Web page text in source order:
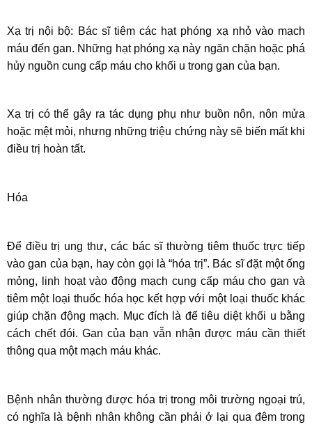
Xạ trị nội bộ: Bác sĩ tiêm các hạt phóng xạ nhỏ vào mạch
máu đến gan. Những hạt phóng xạ này ngăn chặn hoặc phá
hủy nguồn cung cấp máu cho khối u trong gan của bạn.
Xạ trị có thể gây ra tác dụng phụ như buồn nôn, nôn mửa
hoặc mệt mỏi, nhưng những triệu chứng này sẽ biến mất khi
điều trị hoàn tất.
Hóa
Để điều trị ung thư, các bác sĩ thường tiêm thuốc trực tiếp
vào gan của bạn, hay còn gọi là “hóa trị”. Bác sĩ đặt một ống
mỏng, linh hoạt vào động mạch cung cấp máu cho gan và
tiêm một loại thuốc hóa học kết hợp với một loại thuốc khác
giúp chặn động mạch. Mục đích là để tiêu diệt khối u bằng
cách chết đói. Gan của bạn vẫn nhận được máu cần thiết
thông qua một mạch máu khác.
Bệnh nhân thường được hóa trị trong môi trường ngoại trú,
có nghĩa là bệnh nhân không cần phải ở lại qua đêm trong